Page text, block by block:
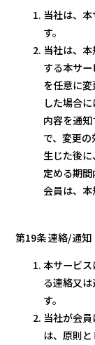
当社は、
す。
当社は、
する本サー
を任意に
した場合
内容を通
で、変更
生じた後
定める期間
会員は、本
第19条 連絡/通知
本サービ
る連絡又
す。
当社が会
は、原則